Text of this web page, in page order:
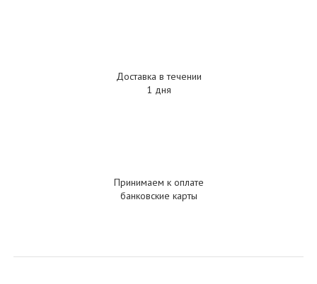
Доставка в течении
1 дня
Принимаем к оплате
банковские карты